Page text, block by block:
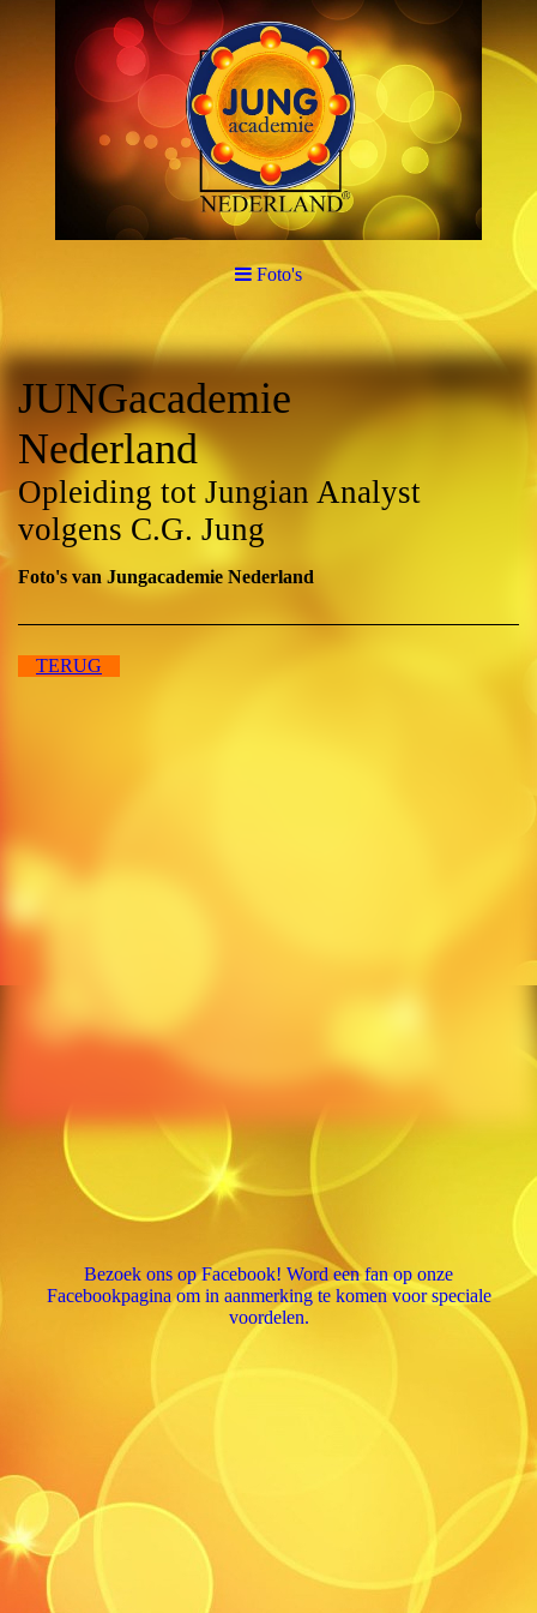
Foto's
JUNGacademie
Nederland
Opleiding tot Jungian Analyst
volgens C.G. Jung
Foto's van Jungacademie Nederland
TERUG
Bezoek ons op Facebook! Word een fan op onze
Facebookpagina om in aanmerking te komen voor speciale
voordelen.